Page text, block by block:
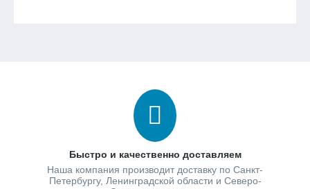
Быстро и качественно доставляем
Наша компания производит доставку по Санкт-
Петербургу, Ленинградской области и Северо-